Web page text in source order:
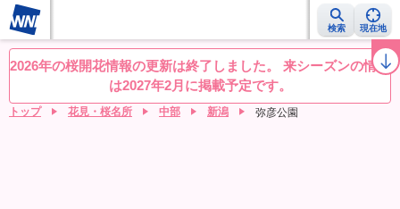
検索 現在地
桜レーダー 名所ランキング 桜開花予想NEWS お花見動画 目的別
2026年の桜開花情報の更新は終了しました。 来シーズンの情報
は2027年2月に掲載予定です。
トップ 花見・桜名所 中部 新潟 弥彦公園